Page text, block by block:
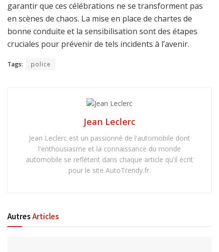
garantir que ces célébrations ne se transforment pas
en scènes de chaos. La mise en place de chartes de
bonne conduite et la sensibilisation sont des étapes
cruciales pour prévenir de tels incidents à l’avenir.
Tags: police
Jean Leclerc
Jean Leclerc est un passionné de l'automobile dont
l'enthousiasme et la connaissance du monde
automobile se reflètent dans chaque article qu'il écrit
pour le site AutoTrendy.fr.
AutresArticles